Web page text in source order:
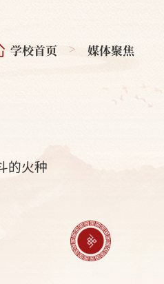
学校首页 > 媒体聚焦
的火种